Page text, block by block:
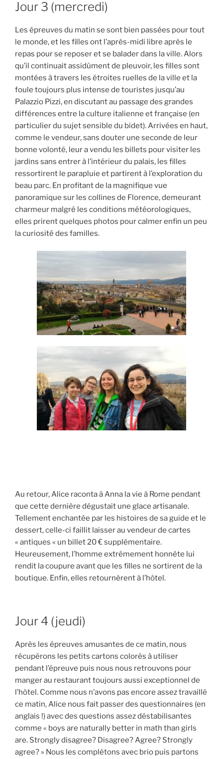
Jour 3 (mercredi)
Les épreuves du matin se sont bien passées pour tout
le monde, et les filles ont l’après-midi libre après le
repas pour se reposer et se balader dans la ville. Alors
qu’il continuait assidûment de pleuvoir, les filles sont
montées à travers les étroites ruelles de la ville et la
foule toujours plus intense de touristes jusqu’au
Palazzio Pizzi, en discutant au passage des grandes
différences entre la culture italienne et française (en
particulier du sujet sensible du bidet). Arrivées en haut,
comme le vendeur, sans douter une seconde de leur
bonne volonté, leur a vendu les billets pour visiter les
jardins sans entrer à l’intérieur du palais, les filles
ressortirent le parapluie et partirent à l’exploration du
beau parc. En profitant de la magnifique vue
panoramique sur les collines de Florence, demeurant
charmeur malgré les conditions météorologiques,
elles prirent quelques photos pour calmer enfin un peu
la curiosité des familles.
Au retour, Alice raconta à Anna la vie à Rome pendant
que cette dernière dégustait une glace artisanale.
Tellement enchantée par les histoires de sa guide et le
dessert, celle-ci faillit laisser au vendeur de cartes
« antiques « un billet 20 € supplémentaire.
Heureusement, l’homme extrêmement honnête lui
rendit la coupure avant que les filles ne sortirent de la
boutique. Enfin, elles retournèrent à l’hôtel.
Jour 4 (jeudi)
Après les épreuves amusantes de ce matin, nous
récupérons les petits cartons colorés à utiliser
pendant l’épreuve puis nous nous retrouvons pour
manger au restaurant toujours aussi exceptionnel de
l’hôtel. Comme nous n’avons pas encore assez travaillé
ce matin, Alice nous fait passer des questionnaires (en
anglais !) avec des questions assez déstabilisantes
comme « boys are naturally better in math than girls
are. Strongly disagree? Disagree? Agree? Strongly
agree? » Nous les complétons avec brio puis partons